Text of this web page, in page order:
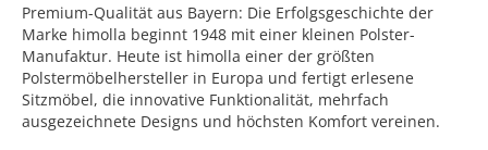
Premium-Qualität aus Bayern: Die Erfolgsgeschichte der
Marke himolla beginnt 1948 mit einer kleinen Polster-
Manufaktur. Heute ist himolla einer der größten
Polstermöbelhersteller in Europa und fertigt erlesene
Sitzmöbel, die innovative Funktionalität, mehrfach
ausgezeichnete Designs und höchsten Komfort vereinen.